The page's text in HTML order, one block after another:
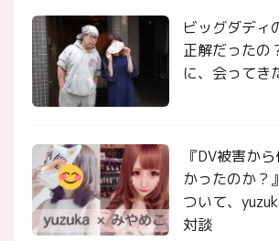
ビッグダディ
正解だったの
に、会ってき
『DV被害か
かったのか
ついて、
対談